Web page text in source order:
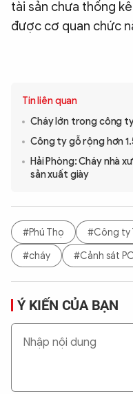
tài sản chưa thống
được cơ quan chức
Tin liên quan
Cháy lớn trong công
Công ty gỗ rộng hơn
Hải Phòng: Cháy nhà
sản xuất giày
#Phú Thọ
#Công ty
#cháy
#Cảnh sát
Ý KIẾN CỦA BẠN